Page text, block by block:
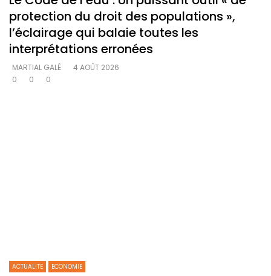
protection du droit des populations »,
l’éclairage qui balaie toutes les
interprétations erronées
MARTIAL GALÉ
4 AOÛT 2026
0
0 0
ACTUALITE ECONOMIE